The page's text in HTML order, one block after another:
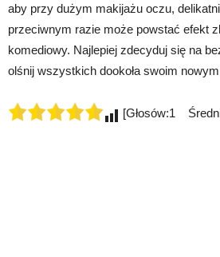
aby przy dużym makijażu oczu,
przeciwnym razie może powstać efekt
komediowy. Najlepiej zdecyduj się na
olśnij wszystkich dookoła swoim
[Głosów:1